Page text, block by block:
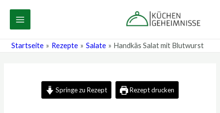
Inhalt
MAIN
MENU
Startseite Rezepte Salate Handkäs Salat mit Blutwurst
Springe zu Rezept Rezept drucken